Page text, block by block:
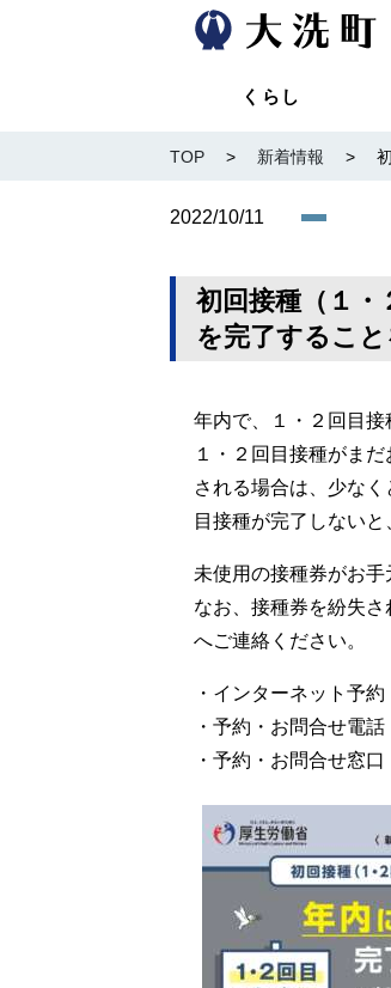
くらし
TOP > 新着情報 >
2022/10/11
初回接種（１
を完了するこ
年内で、１・２回目接
１・２回目接種がま
される場合は、少な
目接種が完了しない
未使用の接種券がお手
なお、接種券を紛失
へご連絡ください。
・インターネット予
・予約・お問合せ電
・予約・お問合せ窓